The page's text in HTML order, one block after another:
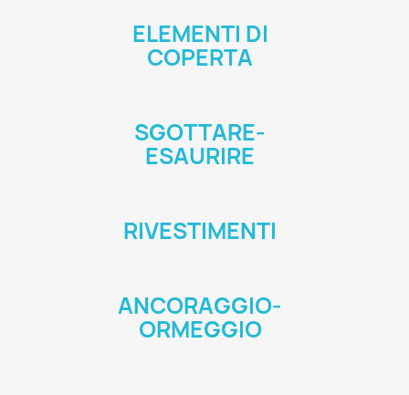
ELEMENTI DI
COPERTA
SGOTTARE-
ESAURIRE
RIVESTIMENTI
ANCORAGGIO-
ORMEGGIO